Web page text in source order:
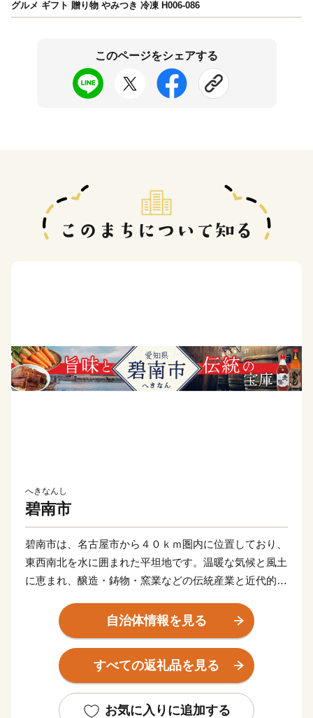
グルメ ギフト 贈り物 やみつき 冷凍 H006-086
このページをシェアする
へきなんし
碧南市
碧南市は、名古屋市から４０ｋｍ圏内に位置しており、
東西南北を水に囲まれた平坦地です。温暖な気候と風土
に恵まれ、醸造・鋳物・窯業などの伝統産業と近代的な
と調和のとれた産業構造となっています。
自治体情報を見る
すべての返礼品を見る
お気に入りに追加する